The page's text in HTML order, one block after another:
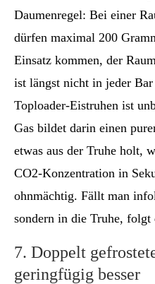
Daumenregel: Bei einer
dürfen maximal 200
Einsatz kommen, der
ist längst nicht in jeder
Toploader-Eistruhen ist
Gas bildet darin einen
etwas aus der Truhe holt,
CO2-Konzentration in
ohnmächtig. Fällt man
sondern in die Truhe, folgt
7. Doppelt
geringfügig besser